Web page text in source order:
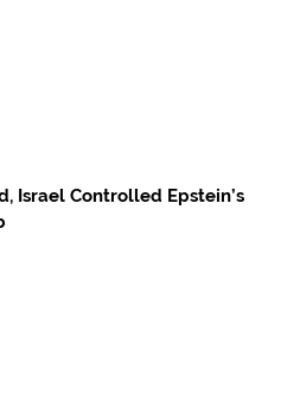
Israel Controlled Epstein’s